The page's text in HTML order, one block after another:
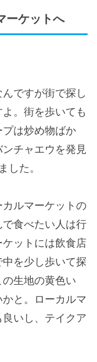
ーケットへ
ですが街で探し
。街を歩いても
は炒め物ばか
チャエウを発見
した。
ルマーケットの
食べたい人は行
ットには飲食店
を少し歩いて探
生地の黄色い
と。ローカルマ
いし、テイクア